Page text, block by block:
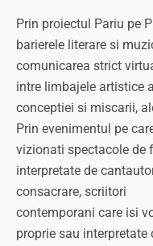
Prin proiectul Pariu pe
barierele literare si
comunicarea strict
intre limbajele artistice
conceptiei si miscarii,
Prin evenimentul pe
vizionati spectacole de
interpretate de
consacrare, scriitori
contemporani care isi
proprie sau